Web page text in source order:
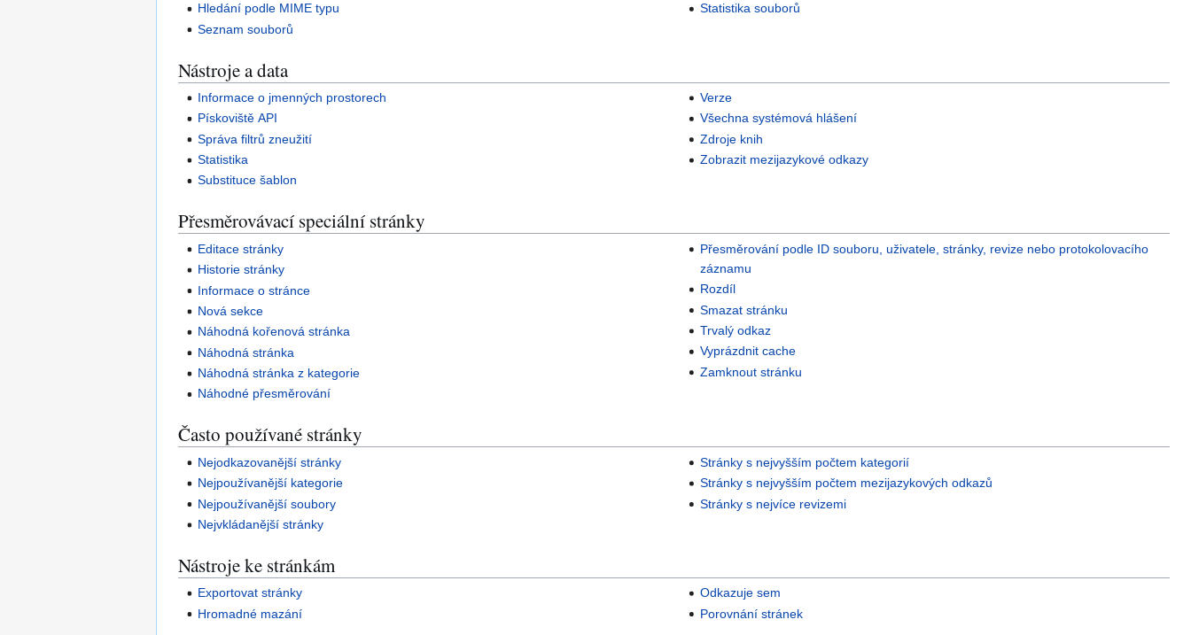
Hledání podle MIME typu
Seznam souborů
Statistika souborů
Nástroje a data
Informace o jmenných prostorech
Pískoviště API
Správa filtrů zneužití
Statistika
Substituce šablon
Verze
Všechna systémová hlášení
Zdroje knih
Zobrazit mezijazykové odkazy
Přesměrovávací speciální stránky
Editace stránky
Historie stránky
Informace o stránce
Nová sekce
Náhodná kořenová stránka
Náhodná stránka
Náhodná stránka z kategorie
Náhodné přesměrování
Přesměrování podle ID souboru, uživatele, stránky, revize nebo protokolovacího
záznamu
Rozdíl
Smazat stránku
Trvalý odkaz
Vyprázdnit cache
Zamknout stránku
Často používané stránky
Nejodkazovanější stránky
Nejpoužívanější kategorie
Nejpoužívanější soubory
Nejvkládanější stránky
Stránky s nejvyšším počtem kategorií
Stránky s nejvyšším počtem mezijazykových odkazů
Stránky s nejvíce revizemi
Nástroje ke stránkám
Exportovat stránky
Hromadné mazání
Odkazuje sem
Porovnání stránek